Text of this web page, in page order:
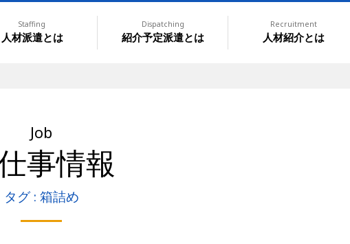
Staffing
人材派遣とは
Dispatching
紹介予定派遣とは
Recruitment
人材紹介とは
Job
事情報
タグ : 箱詰め